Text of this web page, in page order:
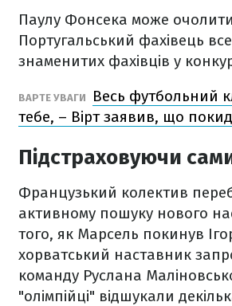
Паулу Фонсека може
Португальський фахівець
знаменитих фахівців у
ВАРТЕ УВАГИ
Весь футбольний
тебе, – Вірт заявив, що
Підстраховуючи
Французький колектив
активному пошуку нового
того, як Марсель покинув
хорватський наставник
команду Руслана
"олімпійці" відшукали